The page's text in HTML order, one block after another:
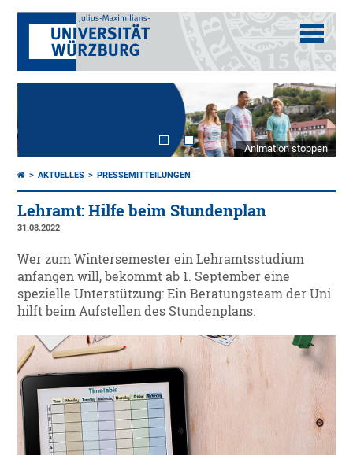
Animation stoppen
AKTUELLES PRESSEMITTEILUNGEN
Lehramt: Hilfe beim Stundenplan
31.08.2022
Wer zum Wintersemester ein Lehramtsstudium
anfangen will, bekommt ab 1. September eine
spezielle Unterstützung: Ein Beratungsteam der Uni
hilft beim Aufstellen des Stundenplans.